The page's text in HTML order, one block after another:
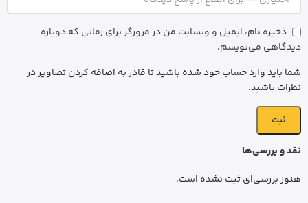
نقد و بررسی‌ها
هنوز بررسی‌ای ثبت نشده است.
ذخیره نام، ایمیل و وبسایت من در مرورگر برای زمانی که دوباره
دیدگاهی می‌نویسم.
شما باید وارد حساب خود شده باشید تا قادر به اضافه کردن تصاویر در
نظرات باشید.